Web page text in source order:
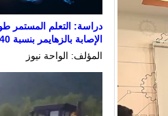
دراسة: التعلم المستمر
الإصابة بالزهايمر بنسبة 40%
المؤلف: الواحة نيوز